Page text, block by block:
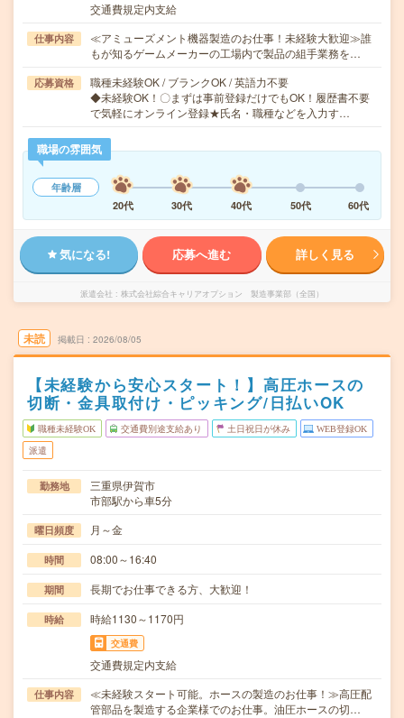
交通費規定内支給
仕事内容
≪アミューズメント機器製造のお仕事！未経験大歓迎≫誰
もが知るゲームメーカーの工場内で製品の組手業務を…
応募資格
職種未経験OK / ブランクOK / 英語力不要
◆未経験OK！〇まずは事前登録だけでもOK！履歴書不要
で気軽にオンライン登録★氏名・職種などを入力す…
職場の雰囲気
年齢層
20代
30代 40代 50代 60代
気になる! 応募へ進む 詳しく見る
派遣会社 株式会社綜合キャリアオプション 製造事業部（全国）
未読 掲載日 2026/08/05
【未経験から安心スタート！】高圧ホースの
切断・金具取付け・ピッキング/日払いOK
職種未経験OK 交通費別途支給あり 土日祝日が休み WEB登録OK
派遣
勤務地
三重県伊賀市
市部駅から車5分
曜日頻度 月～金
時間 08:00～16:40
期間 長期でお仕事できる方、大歓迎！
時給 時給1130～1170円
交通費
交通費規定内支給
仕事内容
≪未経験スタート可能。ホースの製造のお仕事！≫高圧配
管部品を製造する企業様でのお仕事。油圧ホースの切…